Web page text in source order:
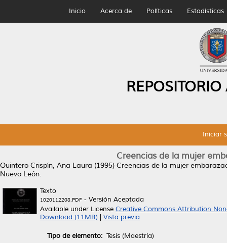
Inicio Acerca de Políticas Estadísticas
Iniciar
Creencias de la mujer
Quintero Crispín, Ana Laura (1995) Creencias de la mujer
Nuevo León.
Texto
1020112208.PDF - Versión Aceptada
Available under License Creative Commons Attribution
Download (11MB)
Vista previa
Tipo de elemento: Tesis (Maestría)